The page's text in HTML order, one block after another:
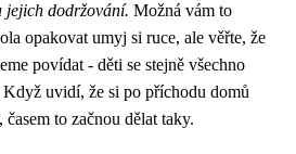
jejich dodržování. Možná vám to
opakovat umyj si ruce, ale věřte, že
povídat - děti se stejně všechno
uvidí, že si po příchodu domů
to začnou dělat taky.